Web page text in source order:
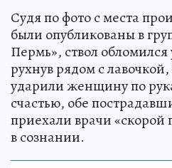
Судя по фото с места
были опубликованы в
Пермь», ствол
рухнув рядом с
ударили женщину по
счастью, обе
приехали врачи
в сознании.